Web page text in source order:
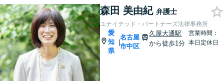
森田 美由紀 弁護士
ユナイテッド・パートナーズ法律事務所
愛
知
県
|
名古屋
市中区
久屋大通駅
から徒歩1分
営業時間：
本日定休日